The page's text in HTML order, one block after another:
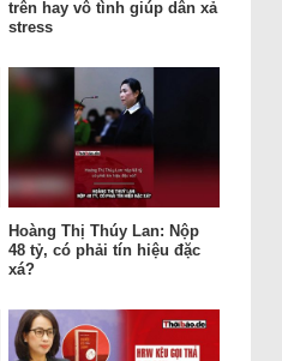
trên hay vô tình giúp dân xả
stress
Hoàng Thị Thúy Lan: Nộp
48 tỷ, có phải tín hiệu đặc
xá?